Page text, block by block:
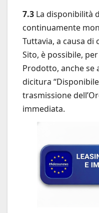
7.3 La disponibilità
continuamente
Tuttavia, a causa
Sito, è possibile,
Prodotto, anche se
dicitura
trasmissione
immediata.